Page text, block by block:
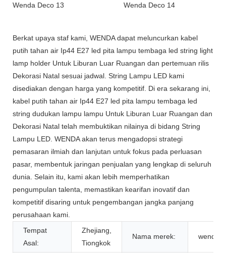
Berkat upaya staf kami, WENDA dapat meluncurkan kabel
putih tahan air Ip44 E27 led pita lampu tembaga led string light
lamp holder Untuk Liburan Luar Ruangan dan pertemuan rilis
Dekorasi Natal sesuai jadwal. String Lampu LED kami
disediakan dengan harga yang kompetitif. Di era sekarang ini,
kabel putih tahan air Ip44 E27 led pita lampu tembaga led
string dudukan lampu lampu Untuk Liburan Luar Ruangan dan
Dekorasi Natal telah membuktikan nilainya di bidang String
Lampu LED. WENDA akan terus mengadopsi strategi
pemasaran ilmiah dan lanjutan untuk fokus pada perluasan
pasar, membentuk jaringan penjualan yang lengkap di seluruh
dunia. Selain itu, kami akan lebih memperhatikan
pengumpulan talenta, memastikan kearifan inovatif dan
kompetitif disaring untuk pengembangan jangka panjang
perusahaan kami.
Tempat
Asal:
Zhejiang,
Tiongkok
Nama merek: wenda